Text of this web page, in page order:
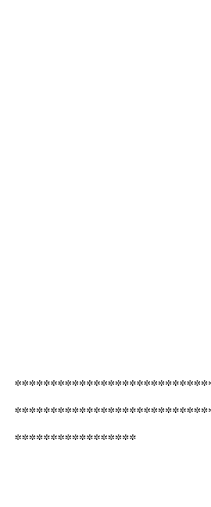
*****************